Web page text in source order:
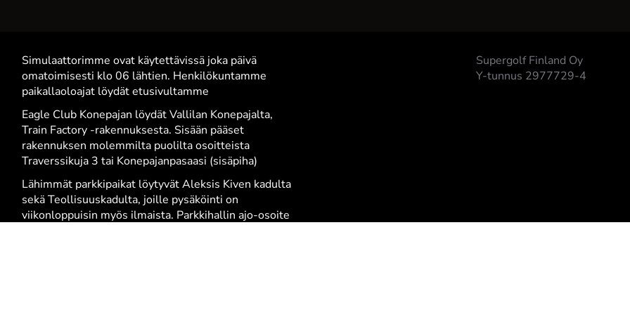
Simulaattorimme ovat käytettävissä joka päivä
omatoimisesti klo 06 lähtien. Henkilökuntamme
paikallaoloajat löydät etusivultamme
Eagle Club Konepajan löydät Vallilan Konepajalta,
Train Factory -rakennuksesta. Sisään pääset
rakennuksen molemmilta puolilta osoitteista
Traverssikuja 3 tai Konepajanpasaasi (sisäpiha)
Lähimmät parkkipaikat löytyvät Aleksis Kiven kadulta
sekä Teollisuuskadulta, joille pysäköinti on
viikonloppuisin myös ilmaista. Parkkihallin ajo-osoite
Supergolf Finland Oy
Y-tunnus 2977729-4